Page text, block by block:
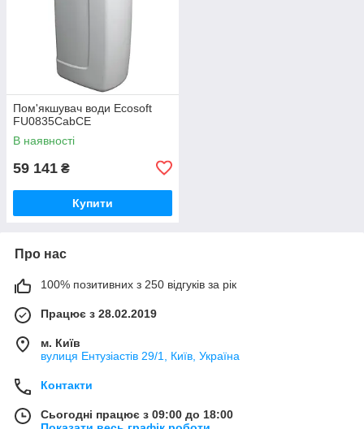
Пом'якшувач води Ecosoft
FU0835CabCE
В наявності
59 141 ₴
Купити
Про нас
100% позитивних з 250 відгуків за рік
Працює з 28.02.2019
м. Київ
вулиця Ентузіастів 29/1, Київ, Україна
Контакти
Сьогодні працює з 09:00 до 18:00